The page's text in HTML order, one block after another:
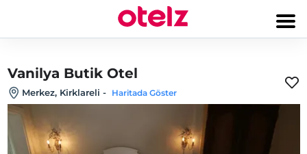
Vanilya Butik Otel
Merkez, Kirklareli - Haritada Göster